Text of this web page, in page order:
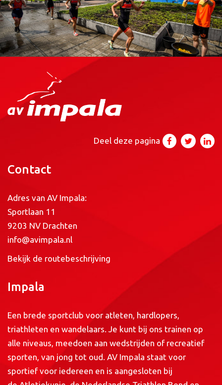
Deel deze pagina
Contact
Adres van AV Impala:
Sportlaan 11
9203 NV Drachten
info@avimpala.nl
Bekijk de routebeschrijving
Impala
Een brede sportclub voor atleten, hardlopers,
triathleten en wandelaars. Je kunt bij ons trainen op
alle niveaus, meedoen aan wedstrijden of recreatief
sporten, van jong tot oud. AV Impala staat voor
sportief voor iedereen en is aangesloten bij